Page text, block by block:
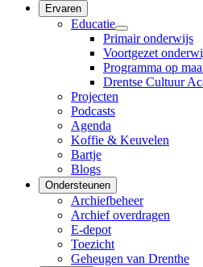
Ervaren
Educatie
Primair onderwijs
Voortgezet
Programma op
Drentse Cultuur
Projecten
Podcasts
Agenda
Koffie & Keuvelen
Bartje
Blogs
Ondersteunen
Archiefbeheer
Archief overdragen
E-depot
Toezicht
Geheugen van Drenthe